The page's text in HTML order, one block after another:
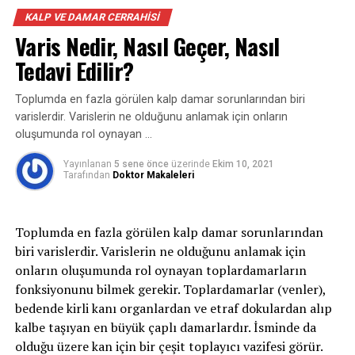
Koltuk altı kalp ameliyatı esnasında hem kapak tamir
ameliyatı ve kapak değiştirme ameliyatı
gerçekleştirilebilmektedir. Hatta gerekli durumlarda
koltuk altı kalp ameliyatı ile birlikte birebir anda 2 yahut
3 kapağın değiştirilmesi dahi mümkün olabilmektedir.
Kalp Kapak Ameliyatlarında Koltuk Altı Usulü
Koltuk altı sistemi; günümüzde kalp kapak değişim ve
tamiri süreçlerinin uygulanmasında sıklıkla
başvurduğumuz bir sistemdir. Koltuk altı sisteminin açık
sunduğunu belirtmiştik. Konforlu bir operasyon ve
düzgünleşme sürecinin yanı sıra uygulama sırasında
açığa çıkabilecek birtakım risk faktörlerinin de önüne
geçmede tesirlidir.
Kalp kapak darlığı, kalp kapak yetersizliği ya da kapak
prolapsusu sorunlarının tedavisinde günümüzde koltuk
Aort kapak hastalıkları şu nedenlerle ortaya
çıkabilmektedir.
Aort kapağın doğuştan iki yaprakçıklı olması
Aort kapağın romatizmal olarak sonradan kireçlenmesi
Bağ dokusu yetmezliği sonucu doğuştan olmuş olan ve
ileri yaşlarda kendini gösteren kapakçıktaki geriye
kaçırma, kapanamama bozukluğunun ortaya çıkmasıdır.
Aort kapak hastalığı sinsice ilerleyen bir hastalıktır. Aort
kapak hastalıklarında darlık ya da yetmezliğe bağlı
olarak ortaya çıkan belirtiler şunlardır:
Nefes darlığı
Çabuk yorulma
KALP VE DAMAR CERRAHISI
Varis Nedir, Nasıl Geçer, Nasıl
Tedavi Edilir?
Toplumda en fazla görülen kalp damar sorunlarından biri
varislerdir. Varislerin ne olduğunu anlamak için onların
oluşumunda rol oynayan …
Yayınlanan 5 sene önce üzerinde Ekim 10, 2021
Tarafından Doktor Makaleleri
Toplumda en fazla görülen kalp damar sorunlarından
biri varislerdir. Varislerin ne olduğunu anlamak için
onların oluşumunda rol oynayan toplardamarların
fonksiyonunu bilmek gerekir. Toplardamarlar (venler),
bedende kirli kanı organlardan ve etraf dokulardan alıp
kalbe taşıyan en büyük çaplı damarlardır. İsminde da
olduğu üzere kan için bir çeşit toplayıcı vazifesi görür.